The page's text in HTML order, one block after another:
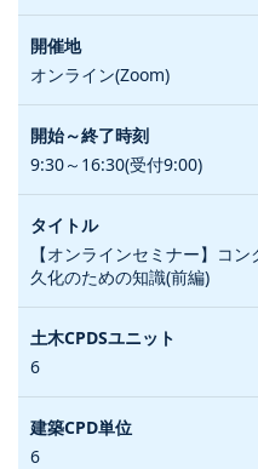
オンライン(Zoom)
9:30～16:30(受付9:00)
【オンラインセミナー】コ
久化のための知識(前編)
6
6